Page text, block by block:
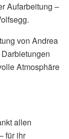
Aufarbeitung –
von Andrea
Atmosphäre
allen
für ihr